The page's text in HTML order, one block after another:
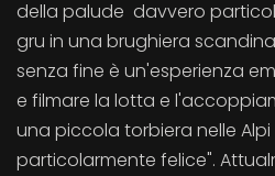
della palude davvero
gru in una brughiera
senza fine è un'esperienza
e filmare la lotta e
una piccola torbiera nelle
particolarmente felice".